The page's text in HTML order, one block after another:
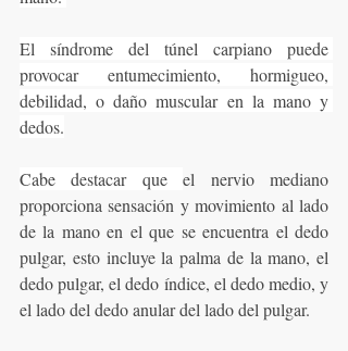
El síndrome del túnel carpiano puede
provocar entumecimiento, hormigueo,
debilidad, o daño muscular en la mano y
dedos.
Cabe destacar que el nervio mediano
proporciona sensación y movimiento al lado
de la mano en el que se encuentra el dedo
pulgar, esto incluye la palma de la mano, el
dedo pulgar, el dedo índice, el dedo medio, y
el lado del dedo anular del lado del pulgar.